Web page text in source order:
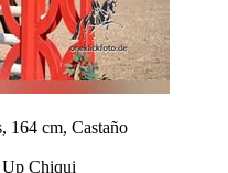
164 cm, Castaño
Chiqui